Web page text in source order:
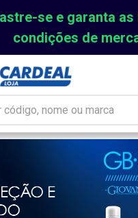
se e garanta as
condições de